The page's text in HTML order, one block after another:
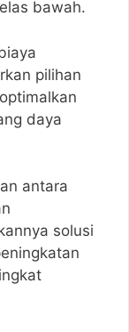
bawah.
pilihan
daya
antara
solusi